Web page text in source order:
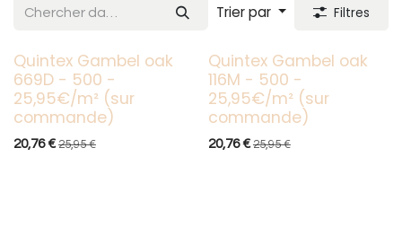
Trier par Filtres
Sur commande
Quintex Gambel oak
669D - 500 -
25,95€/m² (sur
commande)
20,76€ 25,95€
Sur commande
Quintex Gambel oak
116M - 500 -
25,95€/m² (sur
commande)
20,76€ 25,95€